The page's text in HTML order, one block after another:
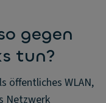
gegen
tun?
öffentliches WLAN,
Netzwerk